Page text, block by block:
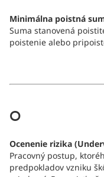
Minimálna poistná
Suma stanovená
poistenie alebo
O
Ocenenie rizika
Pracovný postup,
predpokladov vzniku